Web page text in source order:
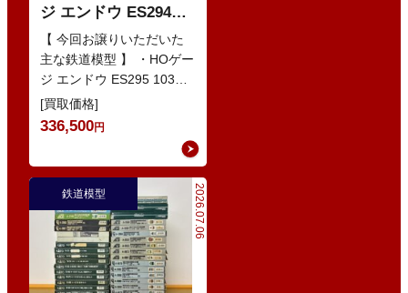
ジ エンドウ ES294
103系1200番代 東西線
色 基本5輌 Nセット
などの鉄道模型
【 今回お譲りいただいた
主な鉄道模型 】 ・HOゲー
ジ エンドウ ES295 103系
1200番代 東西線色 中間5
輌 Oセット …
[買取価格]
336,500円
2026.07.06
鉄道模型